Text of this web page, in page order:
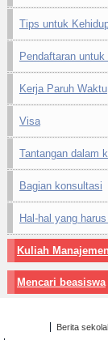
Tips untuk
Pendaftaran
Kerja Paruh Waktu
Visa
Tantangan dalam
Bagian konsultasi
Hal-hal yang
Kuliah
Mencari beasiswa
Berita